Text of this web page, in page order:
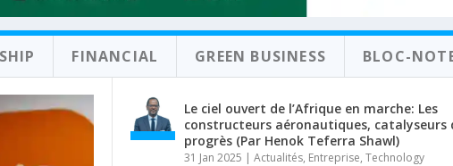
FINANCIAL GREEN BUSINESS BLOC-
Le ciel ouvert de l’Afrique en marche: Les
constructeurs aéronautiques, catalyseurs
progrès (Par Henok Teferra Shawl)
31 Jan 2025 | Actualités, Entreprise, Technology